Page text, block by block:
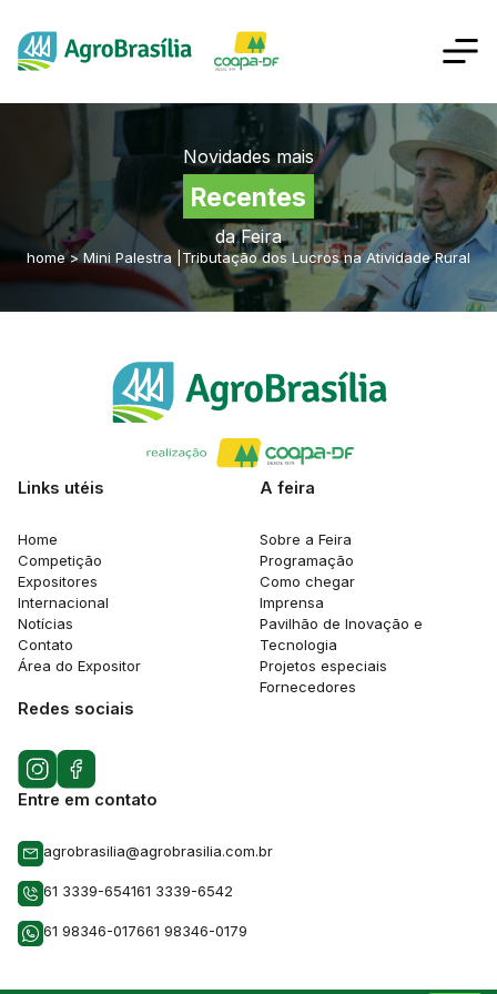
Novidades mais
Recentes
da Feira
home > Mini Palestra |Tributação dos Lucros na Atividade Rural
Links utéis
Home
Competição
Expositores
Internacional
Notícias
Contato
Área do Expositor
A feira
Sobre a Feira
Programação
Como chegar
Imprensa
Pavilhão de Inovação e
Tecnologia
Projetos especiais
Fornecedores
Redes sociais
Entre em contato
agrobrasilia@agrobrasilia.com.br
61 3339-654161 3339-6542
61 98346-017661 98346-0179